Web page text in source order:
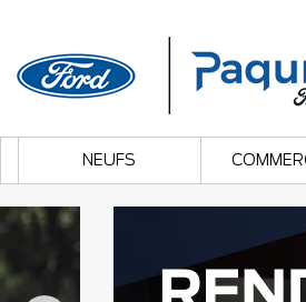
NEUFS